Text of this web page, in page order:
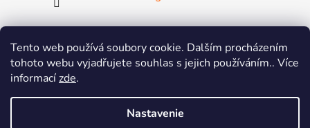
Tento web používá soubory cookie. Dalším procházením
tohoto webu vyjadřujete souhlas s jejich používáním.. Více
informacízde.
Nastavenie
ČGF ČSMG SGF FISAF MsM
ZsM
Žij pohybem
Aerobic & Dance League
BAT
MIA DANCE